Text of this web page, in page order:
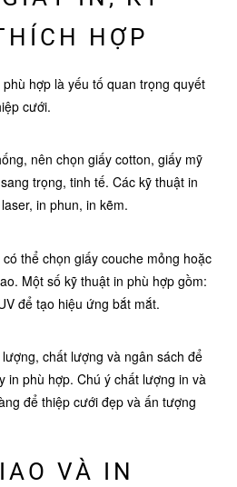
HỢP
hợp là yếu tố quan trọng quyết
cưới.
nên chọn giấy cotton, giấy mỹ
trọng, tinh tế. Các kỹ thuật in
in phun, in kẽm.
thể chọn giấy couche mỏng hoặc
Một số kỹ thuật in phù hợp gồm:
để tạo hiệu ứng bắt mắt.
chất lượng và ngân sách để
in phù hợp. Chú ý chất lượng in và
để thiệp cưới đẹp và ấn tượng
VÀ IN